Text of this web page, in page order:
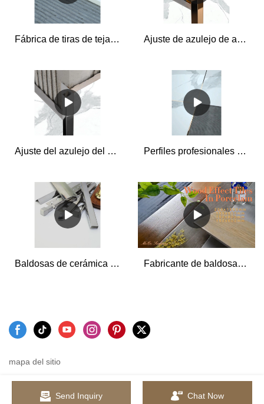
Fábrica de tiras de teja de metal en forma de T con ajuste de teja de acero inoxidable 304 de alta calidad Ajuste de azulejo de acero inoxidable de la mejor calidad para cubiertas de esquina Fábrica de ajuste de borde de pared
Ajuste del azulejo del acero inoxidable de la forma de Q para el ajuste del azulejo de la protección de la esquina de la decoración del borde del piso y de la pared Perfiles profesionales en forma de U para azulejos de acero inoxidable para fabricantes de decoración de interiores
Baldosas de cerámica de calidad Recortar Revestimiento de borde de azulejo de acero inoxidable Fabricante Fabricante de baldosas de porcelana para pisos con efecto de madera rústica de nuevo diseño Foshan de China - MoCo Ceramica
mapa del sitio
Send Inquiry Chat Now